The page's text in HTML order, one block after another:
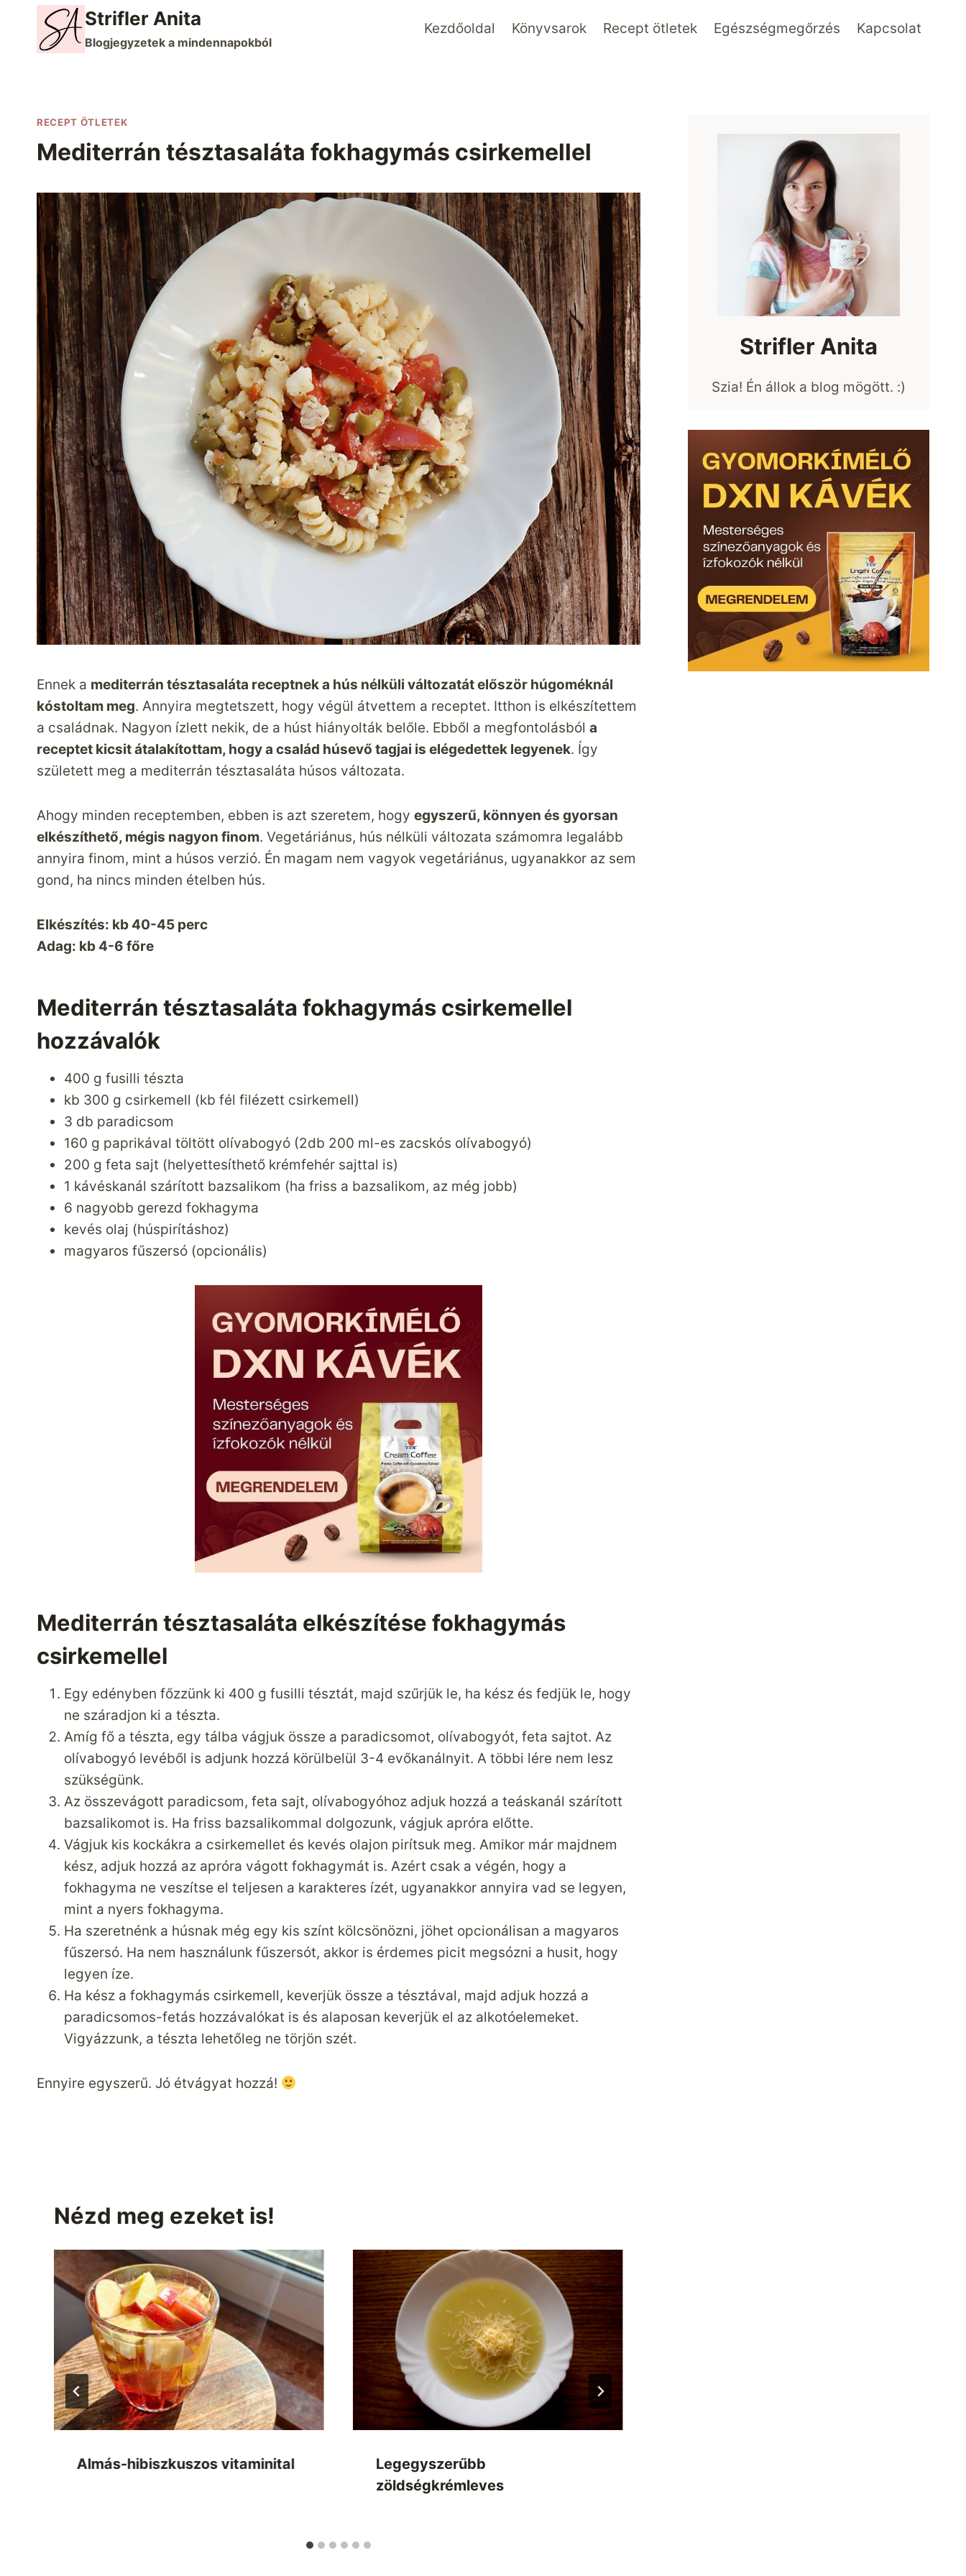
content
Strifler Anita
Blogjegyzetek a mindennapokból
Kezdőoldal Könyvsarok Recept ötletek Egészségmegőrzés Kapcsolat
RECEPT ÖTLETEK
Mediterrán tésztasaláta fokhagymás csirkemellel
Ennek a mediterrán tésztasaláta receptnek a hús nélküli változatát először húgoméknál
kóstoltam meg. Annyira megtetszett, hogy végül átvettem a receptet. Itthon is elkészítettem
a családnak. Nagyon ízlett nekik, de a húst hiányolták belőle. Ebből a megfontolásból a
receptet kicsit átalakítottam, hogy a család húsevő tagjai is elégedettek legyenek. Így
született meg a mediterrán tésztasaláta húsos változata.
Ahogy minden receptemben, ebben is azt szeretem, hogy egyszerű, könnyen és gyorsan
elkészíthető, mégis nagyon finom. Vegetáriánus, hús nélküli változata számomra legalább
annyira finom, mint a húsos verzió. Én magam nem vagyok vegetáriánus, ugyanakkor az sem
gond, ha nincs minden ételben hús.
Elkészítés: kb 40-45 perc
Adag: kb 4-6 főre
Mediterrán tésztasaláta fokhagymás csirkemellel
hozzávalók
400 g fusilli tészta
kb 300 g csirkemell (kb fél filézett csirkemell)
3 db paradicsom
160 g paprikával töltött olívabogyó (2db 200 ml-es zacskós olívabogyó)
200 g feta sajt (helyettesíthető krémfehér sajttal is)
1 kávéskanál szárított bazsalikom (ha friss a bazsalikom, az még jobb)
6 nagyobb gerezd fokhagyma
kevés olaj (húspirításhoz)
magyaros fűszersó (opcionális)
Mediterrán tésztasaláta elkészítése fokhagymás
csirkemellel
Egy edényben főzzünk ki 400 g fusilli tésztát, majd szűrjük le, ha kész és fedjük le, hogy
ne száradjon ki a tészta.
Amíg fő a tészta, egy tálba vágjuk össze a paradicsomot, olívabogyót, feta sajtot. Az
olívabogyó levéből is adjunk hozzá körülbelül 3-4 evőkanálnyit. A többi lére nem lesz
szükségünk.
Az összevágott paradicsom, feta sajt, olívabogyóhoz adjuk hozzá a teáskanál szárított
bazsalikomot is. Ha friss bazsalikommal dolgozunk, vágjuk apróra előtte.
Vágjuk kis kockákra a csirkemellet és kevés olajon pirítsuk meg. Amikor már majdnem
kész, adjuk hozzá az apróra vágott fokhagymát is. Azért csak a végén, hogy a
fokhagyma ne veszítse el teljesen a karakteres ízét, ugyanakkor annyira vad se legyen,
mint a nyers fokhagyma.
Ha szeretnénk a húsnak még egy kis színt kölcsönözni, jöhet opcionálisan a magyaros
fűszersó. Ha nem használunk fűszersót, akkor is érdemes picit megsózni a husit, hogy
legyen íze.
Ha kész a fokhagymás csirkemell, keverjük össze a tésztával, majd adjuk hozzá a
paradicsomos-fetás hozzávalókat is és alaposan keverjük el az alkotóelemeket.
Vigyázzunk, a tészta lehetőleg ne törjön szét.
Ennyire egyszerű. Jó étvágyat hozzá!
Nézd meg ezeket is!
Almás-hibiszkuszos vitaminital
Legegyszerűbb
zöldségkrémleves
Strifler Anita
Szia! Én állok a blog mögött. :)